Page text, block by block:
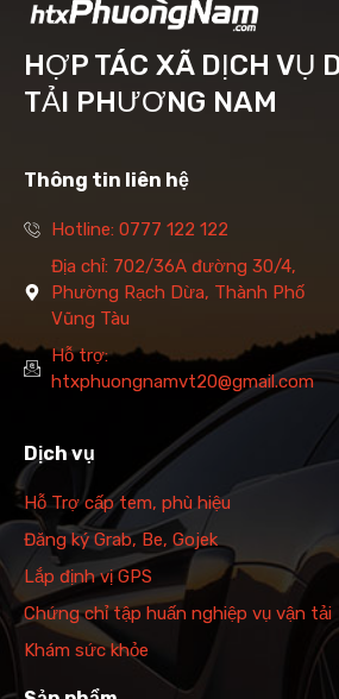
HỢP TÁC XÃ DỊCH VỤ
TẢI PHƯƠNG NAM
Thông tin liên hệ
Hotline: 0777 122 122
Địa chỉ: 702/36A đường 30/4,
Phường Rạch Dừa, Thành Phố
Vũng Tàu
Hỗ trợ:
htxphuongnamvt20@gmail.com
Dịch vụ
Hỗ Trợ cấp tem, phù hiệu
Đăng ký Grab, Be, Gojek
Lắp định vị GPS
Chứng chỉ tập huấn nghiệp vụ vận tải
Khám sức khỏe